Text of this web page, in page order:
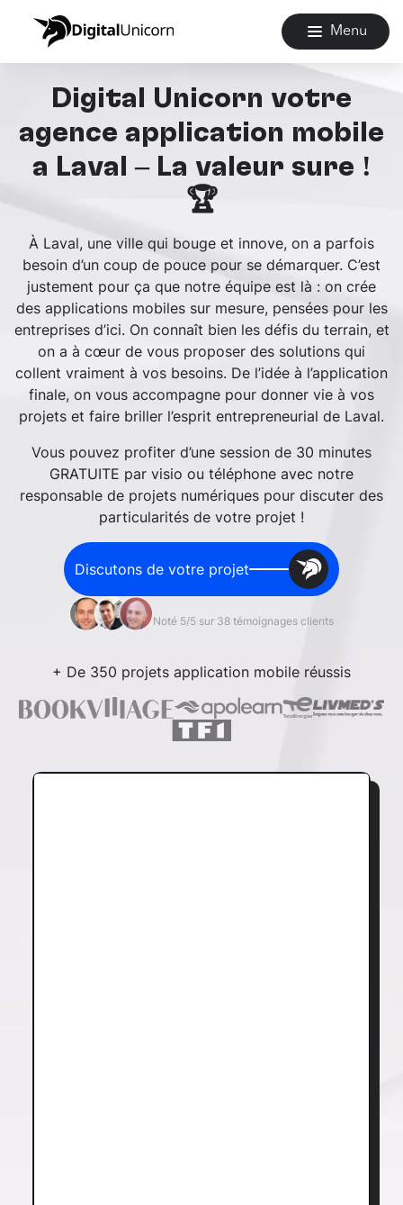
Menu
Digital Unicorn votre
agence application mobile
à Laval – La valeur sûre !
🏆
À Laval, une ville qui bouge et innove, on a parfois
besoin d’un coup de pouce pour se démarquer. C’est
justement pour ça que notre équipe est là : on crée
des applications mobiles sur mesure, pensées pour les
entreprises d’ici. On connaît bien les défis du terrain, et
on a à cœur de vous proposer des solutions qui
collent vraiment à vos besoins. De l’idée à l’application
finale, on vous accompagne pour donner vie à vos
projets et faire briller l’esprit entrepreneurial de Laval.
Vous pouvez profiter d’une session de 30 minutes
GRATUITE par visio ou téléphone avec notre
responsable de projets numériques pour discuter des
particularités de votre projet !
Discutons de votre projet
Noté 5/5 sur 38 témoignages clients
+ De 350 projets application mobile réussis